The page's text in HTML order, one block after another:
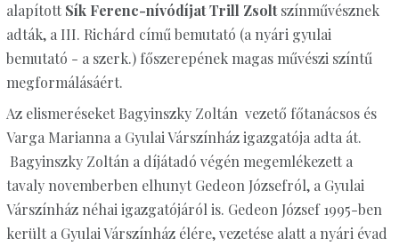
alapítottSík Ferenc-nívódíjatTrill Zsoltszínművésznek
adták, a III. Richárd című bemutató (a nyári gyulai
bemutató - a szerk.) főszerepének magas művészi színtű
megformálásáért.
Az elismeréseket Bagyinszky Zoltán vezető főtanácsos és
Varga Marianna a Gyulai Várszínház igazgatója adta át.
Bagyinszky Zoltán a díjátadó végén megemlékezett a
tavaly novemberben elhunyt Gedeon Józsefról, a Gyulai
Várszínház néhai igazgatójáról is. Gedeon József 1995-ben
került a Gyulai Várszínház élére, vezetése alatt a nyári évad